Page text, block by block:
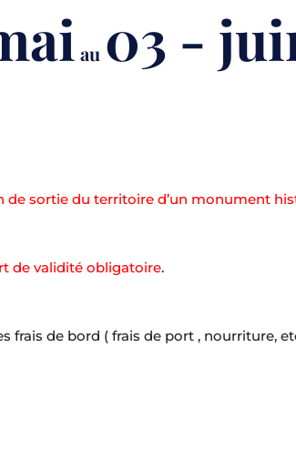
au 03 -
de sortie du territoire d’un monument
de validité obligatoire.
frais de bord ( frais de port , nourriture,